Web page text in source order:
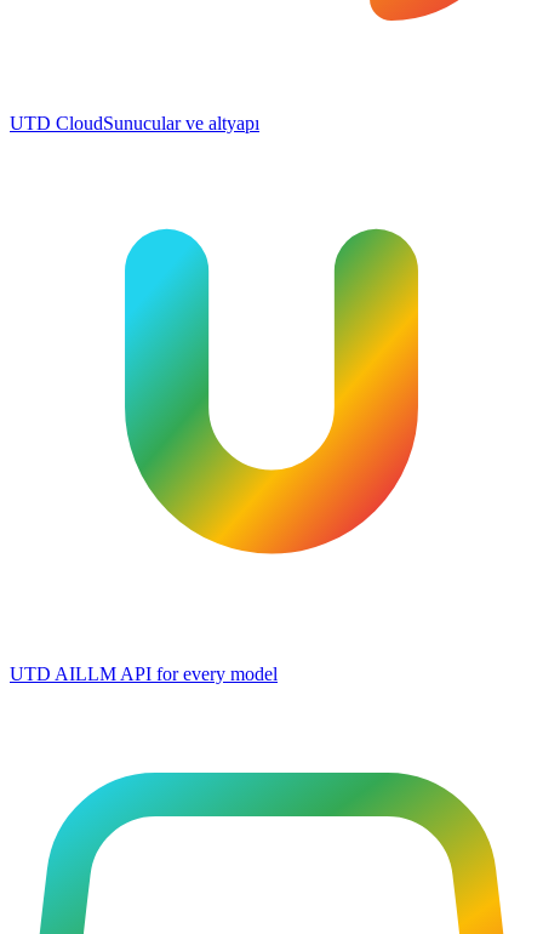
UTD CloudSunucular ve altyapı
UTD AILLM API for every model